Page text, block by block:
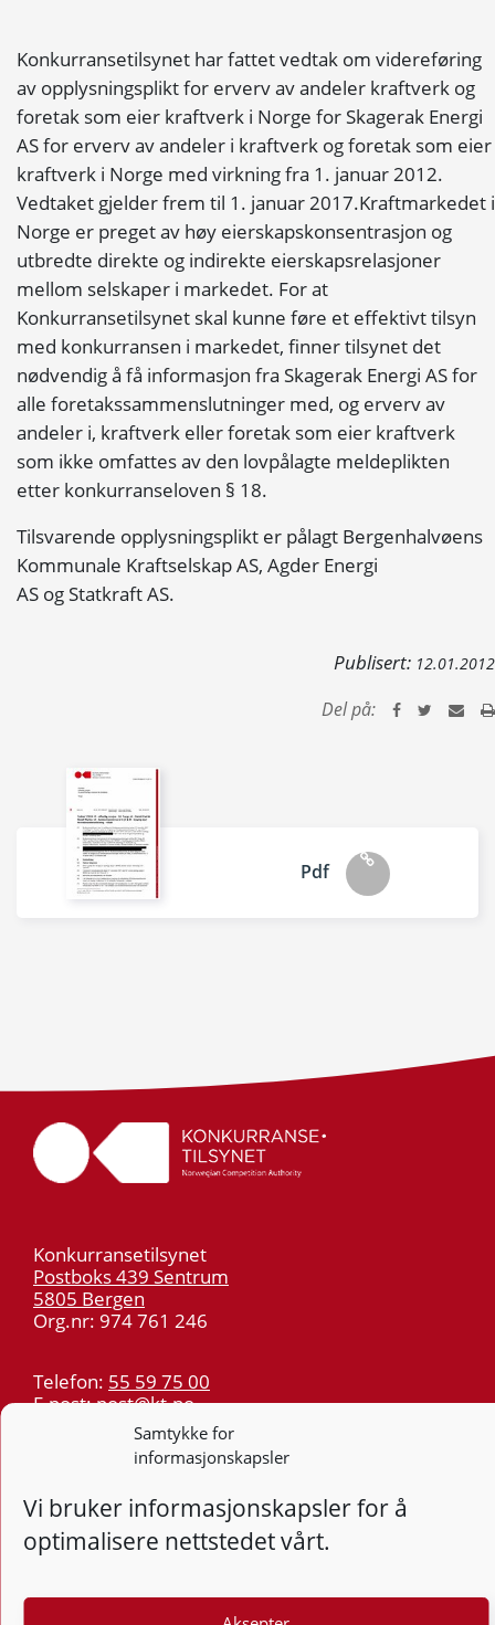
Samtykke for
informasjonskapsler
Vi bruker informasjonskapsler for å
optimalisere nettstedet vårt.
Konkurransetilsynet har fattet vedtak om videreføring
av opplysningsplikt for erverv av andeler kraftverk og
foretak som eier kraftverk i Norge for Skagerak Energi
AS for erverv av andeler i kraftverk og foretak som eier
kraftverk i Norge med virkning fra 1. januar 2012.
Vedtaket gjelder frem til 1. januar 2017.Kraftmarkedet i
Norge er preget av høy eierskapskonsentrasjon og
utbredte direkte og indirekte eierskapsrelasjoner
mellom selskaper i markedet. For at
Konkurransetilsynet skal kunne føre et effektivt tilsyn
med konkurransen i markedet, finner tilsynet det
nødvendig å få informasjon fra Skagerak Energi AS for
alle foretakssammenslutninger med, og erverv av
andeler i, kraftverk eller foretak som eier kraftverk
som ikke omfattes av den lovpålagte meldeplikten
etter konkurranseloven § 18.
Tilsvarende opplysningsplikt er pålagt Bergenhalvøens
Kommunale Kraftselskap AS, Agder Energi
AS og Statkraft AS.
Publisert: 12.01.2012
Del på:
Pdf
Konkurransetilsynet
Postboks 439 Sentrum
5805 Bergen
Org.nr: 974 761 246
Telefon: 55 59 75 00
E-post:post@kt.no
Nyhetsvarsel >>
Personvern
Tilgjengelighetserklæring